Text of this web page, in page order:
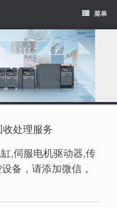
菜单
处理服务
,伺服电机驱动器,传
备，请添加微信，